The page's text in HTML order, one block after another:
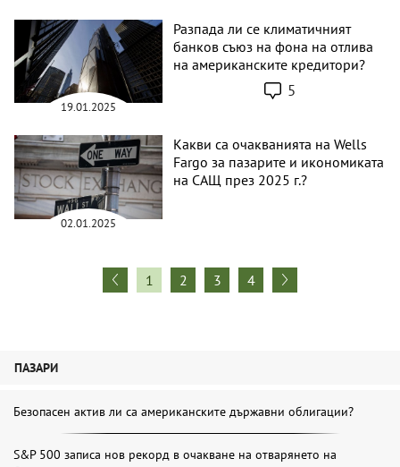
19.01.2025
Разпада ли се климатичният
банков съюз на фона на отлива
на американските кредитори?
5
02.01.2025
Какви са очакванията на Wells
Fargo за пазарите и икономиката
на САЩ през 2025 г.?
1 2 3 4
ПАЗАРИ
Безопасен актив ли са американските държавни облигации?
S&P 500 записа нов рекорд в очакване на отварянето на